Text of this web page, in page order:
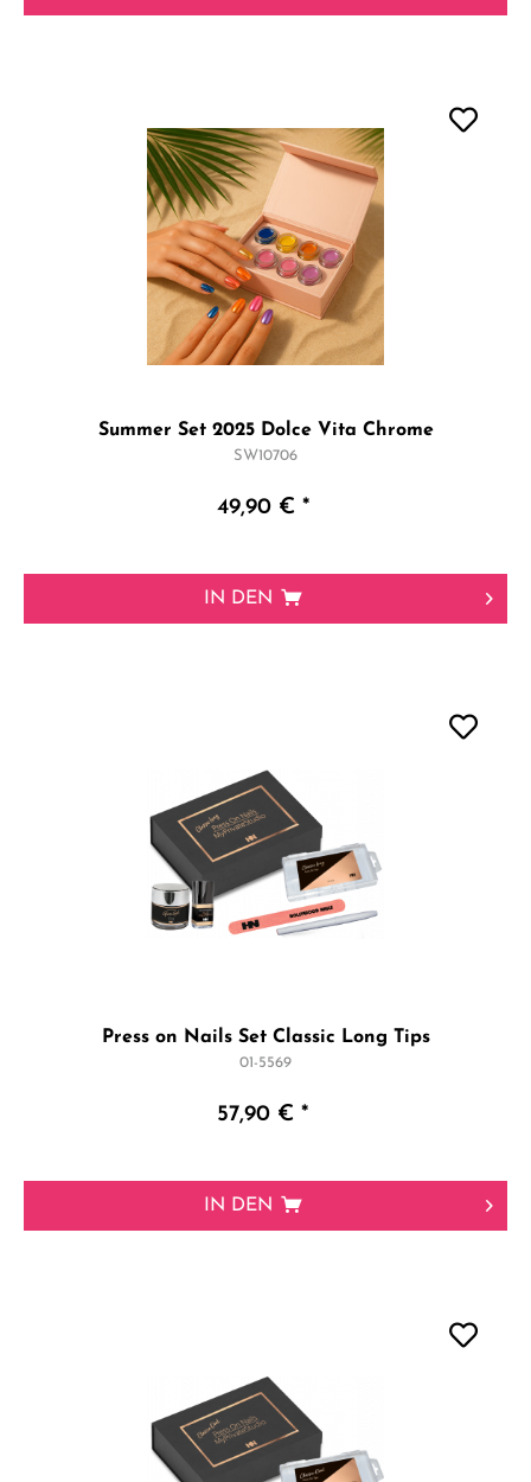
Summer Set 2025 Dolce Vita Chrome
SW10706
49,90 € *
IN DEN
Press on Nails Set Classic Long Tips
01-5569
57,90 € *
IN DEN